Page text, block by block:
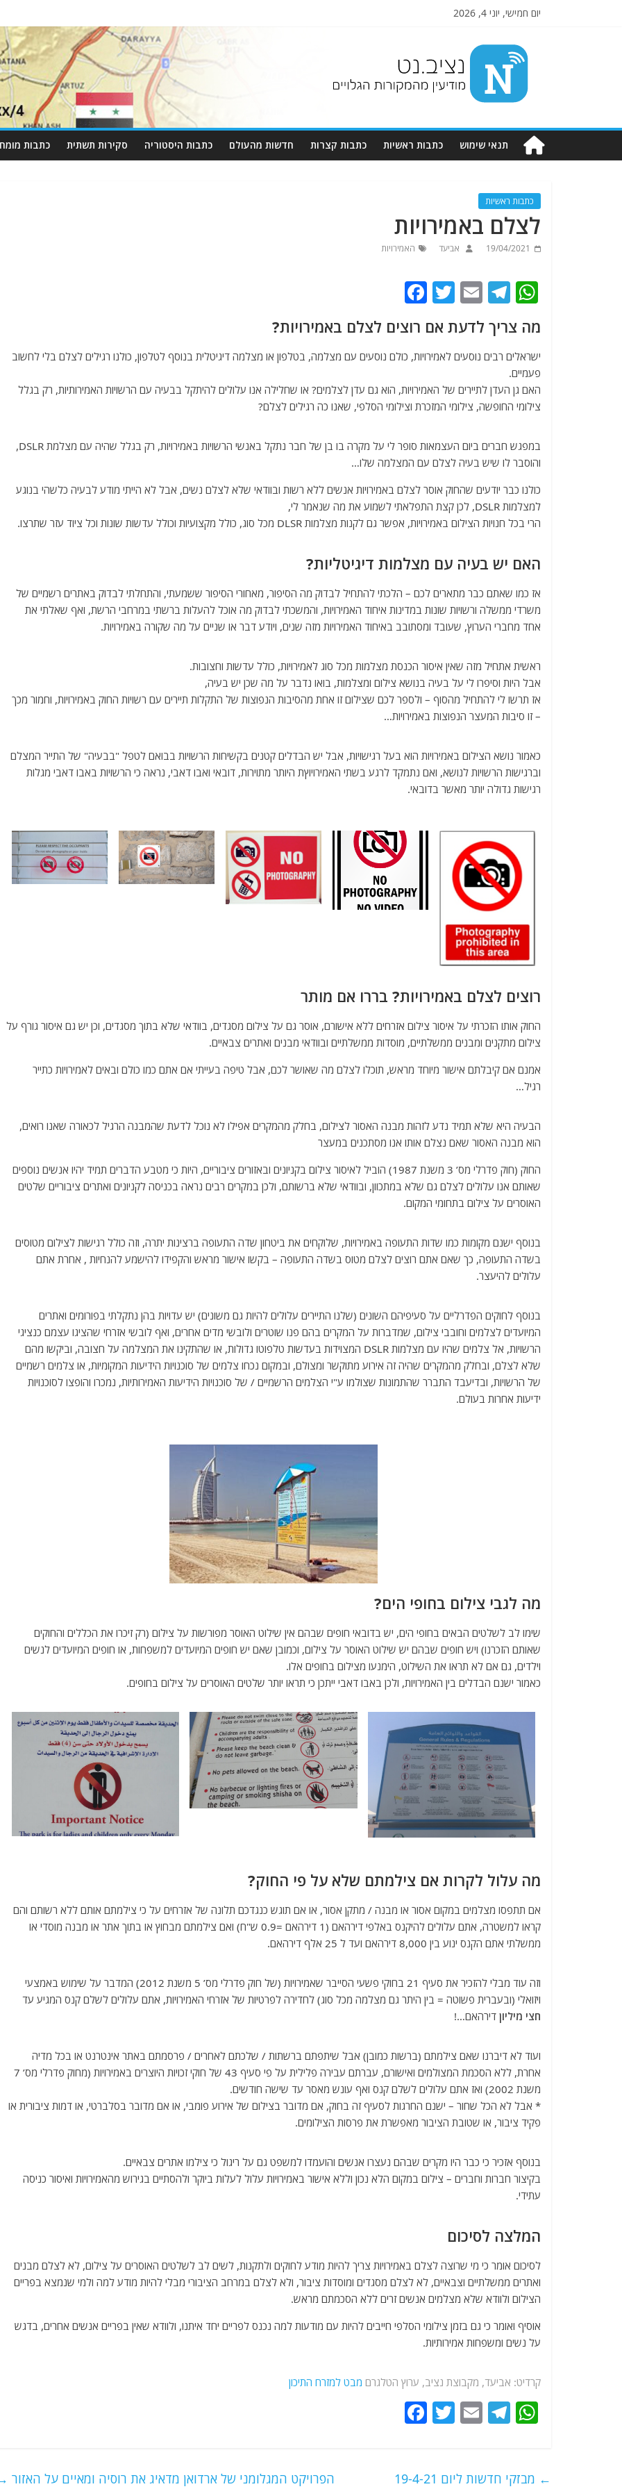
יום חמישי, יוני 4, 2026
Nziv.net
מודיעין
מהמקורות
תנאי שימוש כתבות ראשיות כתבות קצרות חדשות מהעולם כתבות היסטוריה סקירות תשתית כתבות
כתבות ראשיות
לצלם באמירויות
19/04/2021 אביעד האמירויות
W
at
s
A
p
T
el
e
g
ra
m
E
ai
l
T
itt
er
c
e
b
o
k
מה צריך לדעת אם רוצים לצלם באמירויות?
ישראלים רבים נוסעים לאמירויות, כולם נוסעים עם מצלמה, בטלפון או מצלמה דיגיטלית בנוסף לטלפון, כולנו רגילים לצלם בלי לחשוב
פעמיים.
האם גן העדן לתיירים של האמירויות, הוא גם עדן לצלמים? או שחלילה אנו עלולים להיתקל בבעיה עם הרשויות האמירותיות, רק בגלל
צילומי החופשה, צילומי המזכרת וצילומי הסלפי, שאנו כה רגילים לצלם?
במפגש חברים ביום העצמאות סופר לי על מקרה בו בן של חבר נתקל באנשי הרשויות באמירויות, רק בגלל שהיה עם מצלמת DSLR,
והוסבר לו שיש בעיה לצלם עם המצלמה שלו…
כולנו כבר יודעים שהחוק אוסר לצלם באמירויות אנשים ללא רשות ובוודאי שלא לצלם נשים, אבל לא הייתי מודע לבעיה כלשהי בנוגע
למצלמות DSLR, לכן קצת התפלאתי לשמוע את מה שנאמר לי,
הרי בכל חנויות הצילום באמירויות, אפשר גם לקנות מצלמות DLSR מכל סוג, כולל מקצועיות וכולל עדשות שונות וכל ציוד עזר שתרצו.
האם יש בעיה עם מצלמות דיגיטליות?
אז כמו שאתם כבר מתארים לכם – הלכתי להתחיל לבדוק מה הסיפור, מאחורי הסיפור ששמעתי, והתחלתי לבדוק באתרים רשמיים של
משרדי ממשלה ורשויות שונות במדינות איחוד האמירויות, והמשכתי לבדוק מה אוכל להעלות ברשתי במרחבי הרשת, ואף שאלתי את
אחד מחברי הערוץ, שעובד ומסתובב באיחוד האמירויות מזה שנים, ויודע דבר או שניים על מה שקורה באמירויות.
ראשית אתחיל מזה שאין איסור הכנסת מצלמות מכל סוג לאמירויות, כולל עדשות וחצובות.
אבל היות וסיפרו לי על בעיה בנושא צילום ומצלמות, בואו נדבר על מה שכן יש בעיה,
אז תרשו לי להתחיל מהסוף – ולספר לכם שצילום זו אחת מהסיבות הנפוצות של התקלות תיירים עם רשויות החוק באמירויות, וחמור מכך
– זו סיבות המעצר הנפוצות באמירויות…
כאמור נושא הצילום באמירויות הוא בעל רגישויות, אבל יש הבדלים קטנים בקשיחות הרשויות בבואם לטפל "בבעיה" של התייר המצלם
וברגישות הרשויות לנושא, ואם נתמקד לרגע בשתי האמירויוץת היותר מתוירות, דובאי ואבו דאבי, נראה כי הרשויות באבו דאבי מגלות
רגישות גדולה יותר מאשר בדובאי.
רוצים לצלם באמירויות? בררו אם מותר
החוק אותו הזכרתי על איסור צילום אזרחים ללא אישורם, אוסר גם על צילום מסגדים, בוודאי שלא בתוך מסגדים, וכן יש גם איסור גורף על
צילום מתקנים ומבנים ממשלתיים, מוסדות ממשלתיים ובוודאי מבנים ואתרים צבאיים.
אמנם אם קיבלתם אישור מיוחד מראש, תוכלו לצלם מה שאושר לכם, אבל טיפה בעייתי אם אתם כמו כולם ובאים לאמירויות כתייר
רגיל…
הבעיה היא שלא תמיד נדע לזהות מבנה האסור לצילום, בחלק מהמקרים אפילו לא נוכל לדעת שהמבנה הרגיל לכאורה שאנו רואים,
הוא מבנה האסור שאם נצלם אותו אנו מסתכנים במעצר
החוק (חוק פדרלי מס’ 3 משנת 1987) הוביל לאיסור צילום בקניונים ובאזורים ציבוריים, היות כי מטבע הדברים תמיד יהיו אנשים נוספים
שאותם אנו עלולים לצלם גם שלא במתכוון, ובוודאי שלא ברשותם, ולכן במקרים רבים נראה בכניסה לקניונים ואתרים ציבוריים שלטים
האוסרים על צילום בתחומי המקום.
בנוסף ישנם מקומות כמו שדות התעופה באמירויות, שלוקחים את ביטחון שדה התעופה ברצינות יתרה, וזה כולל רגישות לצילום מטוסים
בשדה התעופה, כך שאם אתם רוצים לצלם מטוס בשדה התעופה – בקשו אישור מראש והקפידו להישמע להנחיות , אחרת אתם
עלולים להיעצר.
בנוסף לחוקים הפדרליים על סעיפיהם השונים (שלנו התיירים עלולים להיות גם משונים) יש עדויות בהן נתקלתי בפורומים ואתרים
המיועדים לצלמים וחובבי צילום, שמדברות על המקרים בהם פנו שוטרים ולובשי מדים אחרים, ואף לובשי אזרחי שהציגו עצמם כנציגי
הרשויות, אל צלמים שהיו עם מצלמות DSLR המצוידות בעדשות טלפוטו גדולות, או שהתקינו את המצלמה על חצובה, וביקשו מהם
שלא לצלם, ובחלק מהמקרים שהיה זה אירוע מתוקשר ומצולם, ובמקום נכחו צלמים של סוכנויות הידיעות המקומיות, או צלמים רשמיים
של הרשויות, ובדיעבד התברר שהתמונות שצולמו ע"י הצלמים הרשמיים / של סוכנויות הידיעות האמירותיות, נמכרו והופצו לסוכנויות
ידיעות אחרות בעולם.
מה לגבי צילום בחופי הים?
שימו לב לשלטים הבאים בחופי הים, יש בדובאי חופים שבהם אין שילוט האוסר מפורשות על צילום (רק זיכרו את הכללים והחוקים
שאותם הזכרנו) ויש חופים שבהם יש שילוט האוסר על צילום, וכמובן שאם יש חופים המיועדים למשפחות, או חופים המיועדים לנשים
וילדים, גם אם לא תראו את השילוט, הימנעו מצילום בחופים אלו.
כאמור ישנם הבדלים בין האמירויות, ולכן באבו דאבי ייתכן כי תראו יותר שלטים האוסרים על צילום בחופים.
מה עלול לקרות אם צילמתם שלא על פי החוק?
אם תתפסו מצלמים במקום אסור או מבנה / מתקן אסור, או אם תוגש כנגדכם תלונה של אזרחים על כי צילמתם אותם ללא רשותם והם
קראו למשטרה, אתם עלולים להיקנס באלפי דירהאם (1 דירהאם =0.9 ש"ח) ואם צילמתם מבחוץ או בתוך אתר או מבנה מוסדי או
ממשלתי אתם הקנס ינוע בין 8,000 דירהאם ועד ל 25 אלף דירהאם.
וזה עוד מבלי להזכיר את סעיף 21 בחוקי פשעי הסייבר שאמירויות (של חוק פדרלי מס’ 5 משנת 2012) המדבר על שימוש באמצעי
ויזואלי (ובעברית פשוטה = בין היתר גם מצלמה מכל סוג) לחדירה לפרטיות של אזרחי האמירויות, אתם עלולים לשלם קנס המגיע עד
חצי מיליון דירהאם…!
ועוד לא דיברנו שאם צילמתם (ברשות כמובן) אבל שיתפתם ברשתות / שלכתם לאחרים / פרסמתם באתר אינטרנט או בכל מדיה
אחרת, ללא הסכמת המצולמים ואישורם, עברתם עבירה פלילית על פי סעיף 43 של חוקי זכויות היוצרים באמירויות (מחוק פדרלי מס’ 7
משנת 2002) ואז אתם עלולים לשלם קנס ואף עונש מאסר עד שישה חודשים.
* אבל לא הכל שחור – ישנם החרגות לסעיף זה בחוק, אם מדובר בצילום של אירוע פומבי, או אם מדובר בסלברטי, או דמות ציבורית או
פקיד ציבור, או שטובת הציבור מאפשרת את פרסות הצילומים.
בנוסף אזכיר כי כבר היו מקרים שבהם נעצרו אנשים והועמדו למשפט גם על ריגול כי צילמו אתרים צבאיים.
בקיצור חברות וחברים – צילום במקום הלא נכון וללא אישור באמירויות עלול לעלות ביוקר ולהסתיים בגירוש מהאמירויות ואיסור כניסה
עתידי.
המלצה לסיכום
לסיכום אומר כי מי שרוצה לצלם באמירויות צריך להיות מודע לחוקים ולתקנות, לשים לב לשלטים האוסרים על צילום, לא לצלם מבנים
ואתרים ממשלתיים וצבאיים, לא לצלם מסגדים ומוסדות ציבור, ולא לצלם במרחב הציבורי מבלי להיות מודע למה ולמי שנמצא בפריים
הצילום ולוודא שלא מצלמים אנשים זרים ללא הסכמתם מראש.
אוסיף ואומר כי גם בזמן צילומי הסלפי חייבים להיות עם מודעות למה נכנס לפריים יחד איתנו, ולוודא שאין בפריים אנשים אחרים, בדגש
על נשים ומשפחות אמירותיות.
קרדיט: אביעד, מקבוצת נציב, ערוץ הטלגרם מבט למזרח התיכון
W
s
T
g
E
l
T
er
e ← מבזקי חדשות ליום 19-4-21 הפרויקט המגלומני של ארדואן מדאיג את רוסיה ומאיים על האזור